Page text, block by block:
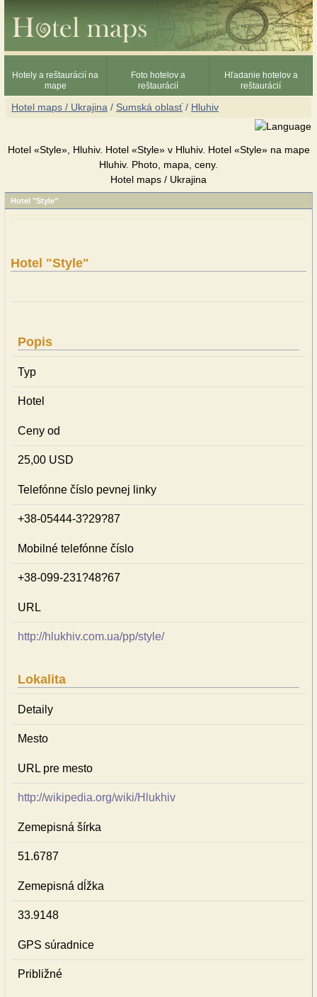
Hotely a reštaurácií na
mape
Foto hotelov a
reštaurácií
Hľadanie hotelov a
reštaurácií
Hotel maps / Ukrajina / Sumská oblasť/ Hluhiv
Hotel «Style», Hluhiv. Hotel «Style» v Hluhiv. Hotel «Style» na mape
Hluhiv. Photo, mapa, ceny.
Hotel maps / Ukrajina
Hotel "Style"
Hotel "Style"
Popis
Typ
Hotel
Ceny od
25,00 USD
Telefónne číslo pevnej linky
+38-05444-3?29?87
Mobilné telefónne číslo
+38-099-231?48?67
URL
http://hlukhiv.com.ua/pp/style/
Lokalita
Detaily
Mesto
URL pre mesto
http://wikipedia.org/wiki/Hlukhiv
Zemepisná šírka
51.6787
Zemepisná dĺžka
33.9148
GPS súradnice
Približné